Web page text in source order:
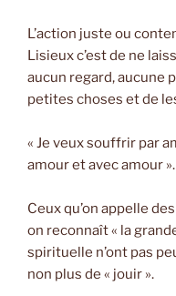
L’action juste ou
Lisieux c’est de ne
aucun regard, aucune
petites choses et de
« Je veux souffrir par
amour et avec amour ».
Ceux qu’on appelle
on reconnaît « la
spirituelle n’ont pas
non plus de « jouir ».